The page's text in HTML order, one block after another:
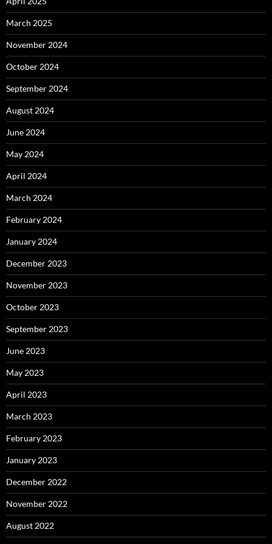
March 2025
November 2024
October 2024
September 2024
August 2024
June 2024
May 2024
April 2024
March 2024
February 2024
January 2024
December 2023
November 2023
October 2023
September 2023
June 2023
May 2023
April 2023
March 2023
February 2023
January 2023
December 2022
November 2022
August 2022